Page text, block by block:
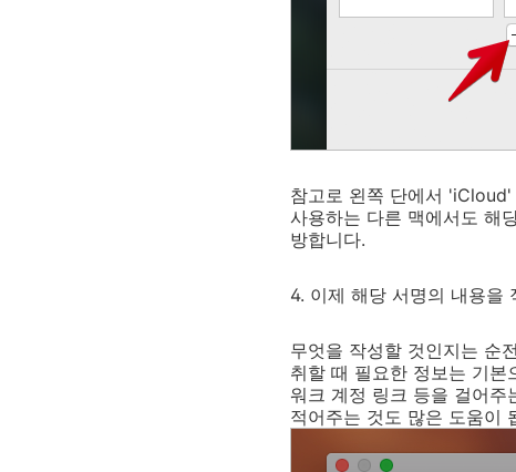
참고로 왼쪽 단에서
사용하는 다른 맥에서도 해
방합니다.
4. 이제 해당 서명의 내용을
무엇을 작성할 것인지는 순
취할 때 필요한 정보는 기본
워크 계정 링크 등을 걸어주
적어주는 것도 많은 도움이